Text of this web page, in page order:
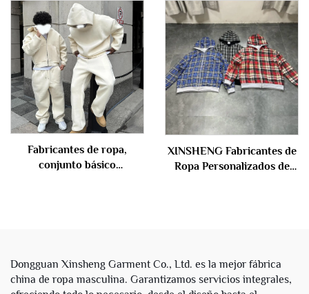
cuadros, retazos y bloques
de color con cierre para
hombres
con piedra, con lentejuelas,
unisex
Fabricantes de ropa,
conjunto básico
XINSHENG Fabricantes de
Ropa Personalizados de
Hombres
Dongguan Xinsheng Garment Co., Ltd. es la mejor fábrica
china de ropa masculina. Garantizamos servicios integrales,